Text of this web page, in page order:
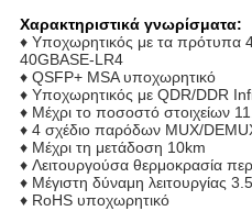
Χαρακτηριστικά γνωρίσματα:
♦ Υποχωρητικός με τα πρότυπα
40GBASE-LR4
♦ QSFP+ MSA υποχωρητικό
♦ Υποχωρητικός με QDR/DDR
♦ Μέχρι το ποσοστό στοιχείων
♦ 4 σχέδιο παρόδων MUX/
♦ Μέχρι τη μετάδοση 10km
♦ Λειτουργούσα θερμοκρασία
♦ Μέγιστη δύναμη λειτουργίας
♦ RoHS υποχωρητικό